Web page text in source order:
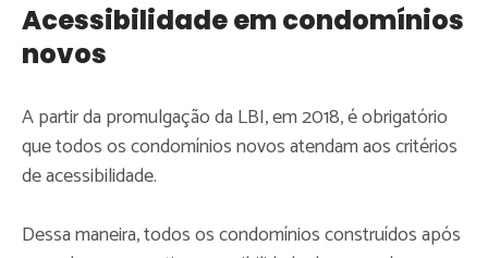
Acessibilidade em condomínios
novos
A partir da promulgação da LBI, em 2018, é obrigatório
que todos os condomínios novos atendam aos critérios
de acessibilidade.
Dessa maneira, todos os condomínios construídos após